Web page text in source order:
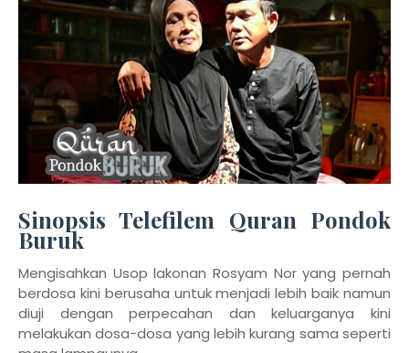
Sinopsis Telefilem Quran Pondok
Buruk
Mengisahkan Usop lakonan Rosyam Nor yang pernah
berdosa kini berusaha untuk menjadi lebih baik namun
diuji dengan perpecahan dan keluarganya kini
melakukan dosa-dosa yang lebih kurang sama seperti